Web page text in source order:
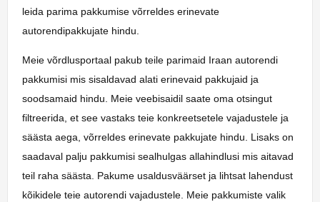
leida parima pakkumise võrreldes erinevate
autorendipakkujate hindu.
Meie võrdlusportaal pakub teile parimaid Iraan autorendi
pakkumisi mis sisaldavad alati erinevaid pakkujaid ja
soodsamaid hindu. Meie veebisaidil saate oma otsingut
filtreerida, et see vastaks teie konkreetsetele vajadustele ja
säästa aega, võrreldes erinevate pakkujate hindu. Lisaks on
saadaval palju pakkumisi sealhulgas allahindlusi mis aitavad
teil raha säästa. Pakume usaldusväärset ja lihtsat lahendust
kõikidele teie autorendi vajadustele. Meie pakkumiste valik